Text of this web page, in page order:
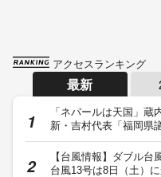
アクセスランキング
最新
「ネパールは天国」
新・吉村代表「福岡県
【台風情報】ダブル
台風13号は8日（土）